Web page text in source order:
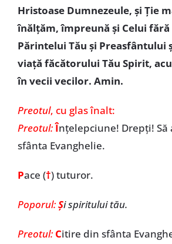
Hristoase Dumnezeule, și Ție
înălțăm, împreună și Celui
Părintelui Tău și Preasfântului
viață făcătorului Tău Spirit,
în vecii vecilor. Amin.
Preotul, cu glas înalt:
Preotul:Înțelepciune! Drepți! Să
sfânta Evanghelie.
Pace (†) tuturor.
Poporul:Și spiritului tău.
Preotul: Citire din sfânta